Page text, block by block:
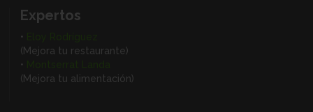
Expertos
•
(Mejora tu restaurante)
•
(Mejora tu alimentación)